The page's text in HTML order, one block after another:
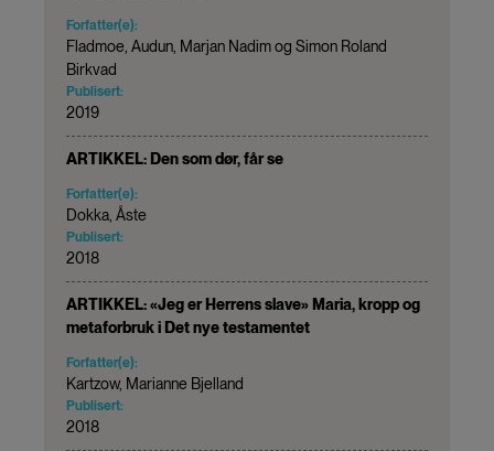
Forfatter(e):
Fladmoe, Audun, Marjan Nadim og Simon Roland
Birkvad
Publisert:
2019
ARTIKKEL: Den som dør, får se
Forfatter(e):
Dokka, Åste
Publisert:
2018
ARTIKKEL: «Jeg er Herrens slave» Maria, kropp og
metaforbruk i Det nye testamentet
Forfatter(e):
Kartzow, Marianne Bjelland
Publisert:
2018